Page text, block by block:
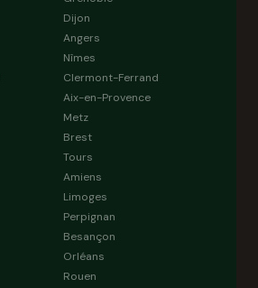
Dijon
Angers
Nîmes
Clermont-Ferrand
Aix-en-Provence
Metz
Brest
Tours
Amiens
Limoges
Perpignan
Besançon
Orléans
Rouen